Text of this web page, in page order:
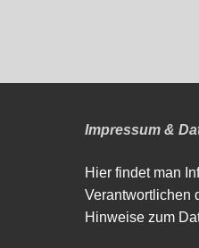
Impressum &
Hier findet man
Verantwortlichen
Hinweise zum